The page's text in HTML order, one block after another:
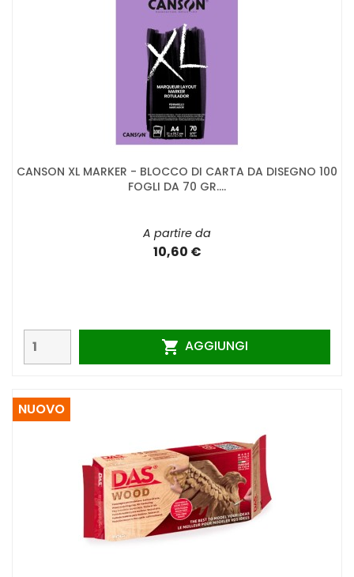
CANSON XL MARKER - BLOCCO DI CARTA DA DISEGNO 100
FOGLI DA 70 GR....
A partire da
10,60 €
 AGGIUNGI
NUOVO